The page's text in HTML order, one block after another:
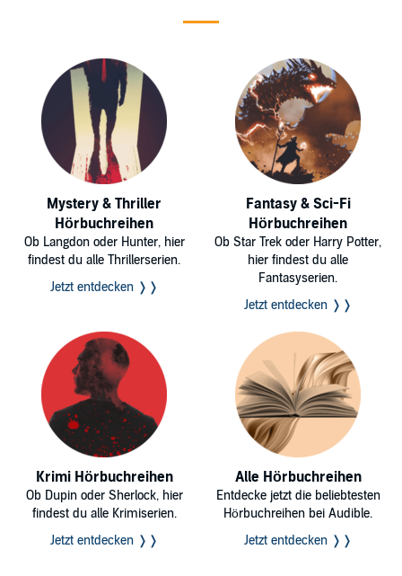
Mystery & Thriller
Hörbuchreihen
Ob Langdon oder Hunter, hier
findest du alle Thrillerserien.
Jetzt entdecken ❭❭
Fantasy & Sci-Fi
Hörbuchreihen
Ob Star Trek oder Harry Potter,
hier findest du alle
Fantasyserien.
Jetzt entdecken ❭❭
Krimi Hörbuchreihen
Ob Dupin oder Sherlock, hier
findest du alle Krimiserien.
Jetzt entdecken ❭❭
Alle Hörbuchreihen
Entdecke jetzt die beliebtesten
Hörbuchreihen bei Audible.
Jetzt entdecken ❭❭